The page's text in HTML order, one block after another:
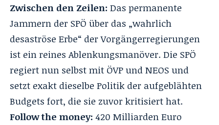
Zwischen den Zeilen: Das permanente
Jammern der SPÖ über das „wahrlich
desaströse Erbe“ der Vorgängerregierungen
ist ein reines Ablenkungsmanöver. Die SPÖ
regiert nun selbst mit ÖVP und NEOS und
setzt exakt dieselbe Politik der aufgeblähten
Budgets fort, die sie zuvor kritisiert hat.
Follow the money: 420 Milliarden Euro